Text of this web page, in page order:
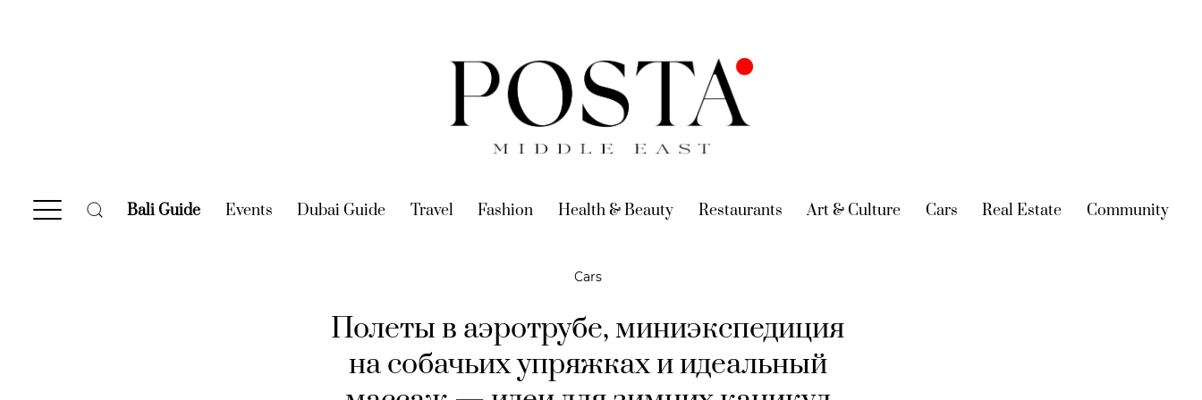
Bali Guide (current)
Events (current)
Dubai Guide (current)
Travel (current)
Fashion (current)
Health & Beauty (current)
Restaurants (current)
Art & Culture (current)
Cars (current)
Real Estate (current)
Community
Cars
Полеты в аэротрубе, миниэкспедиция
на собачьих упряжках и идеальный